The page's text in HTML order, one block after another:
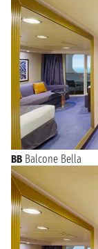
BB Balcone Bella